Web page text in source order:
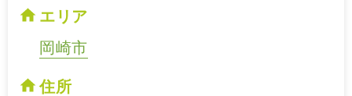
エリア
岡崎市
住所